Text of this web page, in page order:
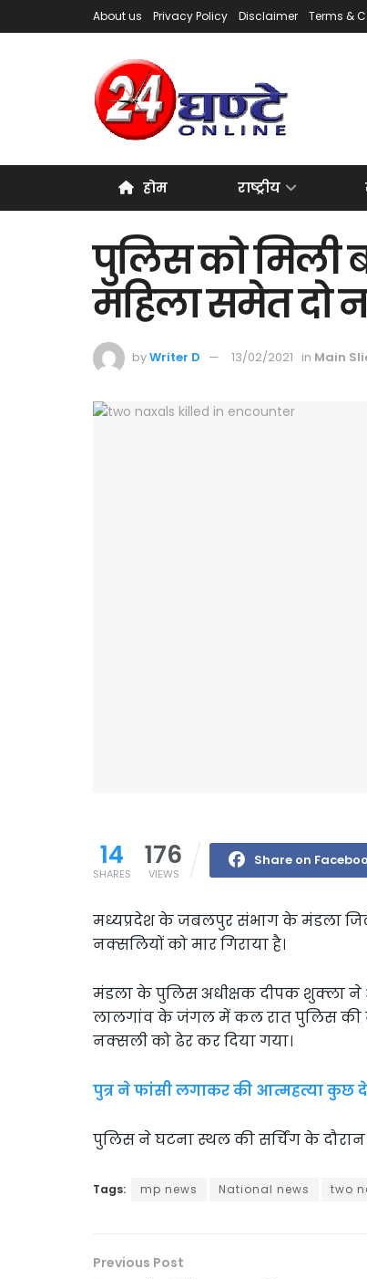
About us Privacy Policy Disclaimer Terms &
होम राष्ट्रीय
पुलिस को मिली
महिला समेत दो
byWriter D 13/02/2021 in Main
14
SHARES
176
VIEWS
Share on
मध्यप्रदेश के जबलपुर संभाग के मंडला
नक्सलियों को मार गिराया है।
मंडला के पुलिस अधीक्षक दीपक शुक्ला ने
लालगांव के जंगल में कल रात पुलिस की
नक्सली को ढेर कर दिया गया।
पुत्र ने फांसी लगाकर की आत्महत्या कुछ
पुलिस ने घटना स्थल की सर्चिंग के
Tags: mp news National news two
Previous Post